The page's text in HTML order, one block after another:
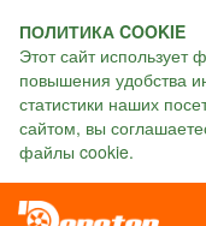
ПОЛИТИКА COOKIE
Этот сайт использует
повышения удобства
статистики наших
сайтом, вы
файлы cookie.